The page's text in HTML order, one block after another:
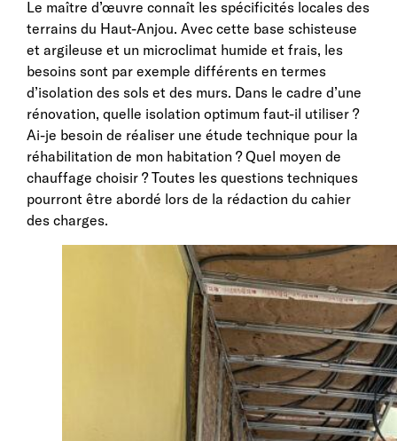
Le maître d’œuvre connaît les spécificités locales des
terrains du Haut-Anjou. Avec cette base schisteuse
et argileuse et un microclimat humide et frais, les
besoins sont par exemple différents en termes
d’isolation des sols et des murs. Dans le cadre d’une
rénovation, quelle isolation optimum faut-il utiliser ?
Ai-je besoin de réaliser une étude technique pour la
réhabilitation de mon habitation ? Quel moyen de
chauffage choisir ? Toutes les questions techniques
pourront être abordé lors de la rédaction du cahier
des charges.